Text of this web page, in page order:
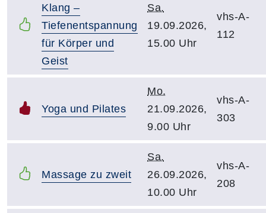
Klang –
Tiefenentspannung
für Körper und
Geist
Sa.
19.09.2026,
15.00 Uhr
vhs-A-
112
Yoga und Pilates
Mo.
21.09.2026,
9.00 Uhr
vhs-A-
303
Massage zu zweit
Sa.
26.09.2026,
10.00 Uhr
vhs-A-
208